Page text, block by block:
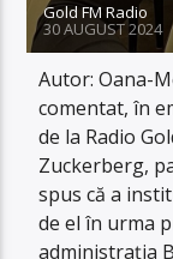
Gold FM Radio
30 AUGUST 2024
Autor: Oana-
comentat, în
de la Radio
Zuckerberg,
spus că a
de el în urma
administrația